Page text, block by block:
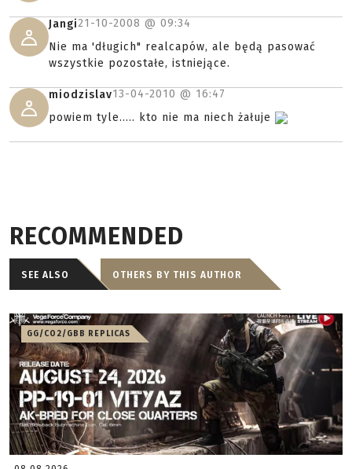
Jangi21-10-2008 @ 09:34
Nie ma 'długich" realcapów, ale będą pasować
wszystkie pozostałe, istniejące.
miodzislav13-04-2010 @ 16:47
powiem tyle..... kto nie ma niech żałuje
RECOMMENDED
SEE ALSO OTHERS BY THIS AUTHOR
GG/CO2/GBB REPLICAS